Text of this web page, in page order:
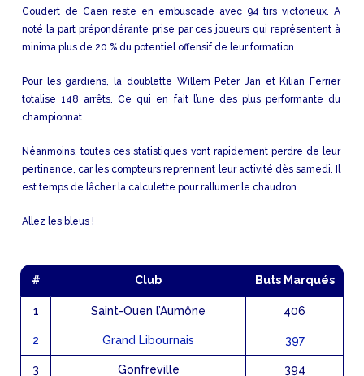
Coudert de Caen reste en embuscade avec 94 tirs victorieux. A
noté la part prépondérante prise par ces joueurs qui représentent à
minima plus de 20 % du potentiel offensif de leur formation.
Pour les gardiens, la doublette Willem Peter Jan et Kilian Ferrier
totalise 148 arrêts. Ce qui en fait l’une des plus performante du
championnat.
Néanmoins, toutes ces statistiques vont rapidement perdre de leur
pertinence, car les compteurs reprennent leur activité dès samedi. Il
est temps de lâcher la calculette pour rallumer le chaudron.
Allez les bleus !
# Club Buts Marqués
1 Saint-Ouen l’Aumône 406
2 Grand Libournais 397
3 Gonfreville 394